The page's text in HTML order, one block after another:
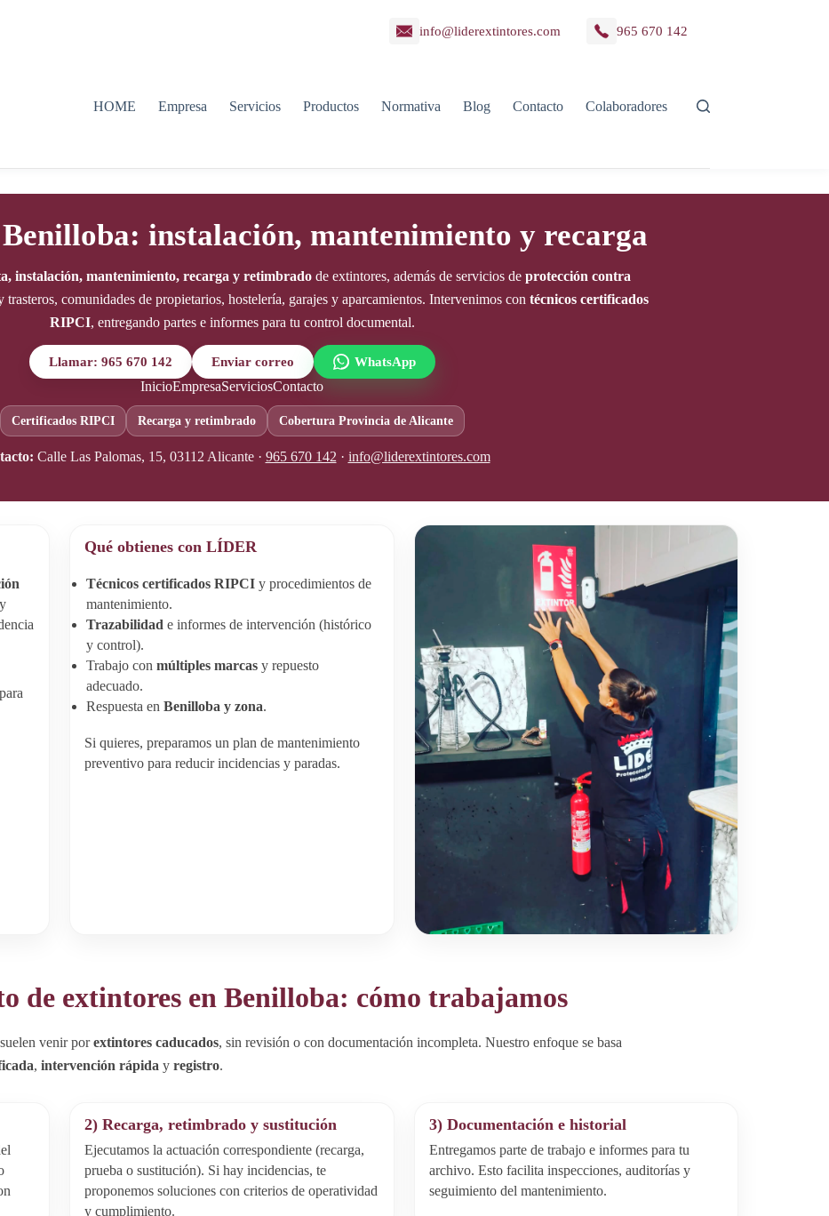
info@liderextintores.com 965 670 142
HOME Empresa Servicios Productos Normativa Blog Contacto Colaboradores
instalación, mantenimiento y recarga
instalación, mantenimiento, recarga y retimbradode extintores, además de servicios de protección contra
comunidades de propietarios, hostelería, garajes y aparcamientos. Intervenimos con técnicos certificados
RIPCI, entregando partes e informes para tu control documental.
Llamar: 965 670 142 Enviar correo
WhatsApp
InicioEmpresaServiciosContacto
Certificados RIPCI Recarga y retimbrado Cobertura Provincia de Alicante
Calle Las Palomas, 15, 03112 Alicante · 965 670 142 · info@liderextintores.com
y
Qué obtienes con LÍDER
Técnicos certificados RIPCI y procedimientos de
mantenimiento.
Trazabilidad e informes de intervención (histórico
y control).
Trabajo conmúltiples marcas y repuesto
adecuado.
Respuesta enBenilloba y zona.
Si quieres, preparamos un plan de mantenimiento
preventivo para reducir incidencias y paradas.
de extintores en Benilloba: cómo trabajamos
venir porextintores caducados, sin revisión o con documentación incompleta. Nuestro enfoque se basa
, intervención rápida y registro.
2) Recarga, retimbrado y sustitución
Ejecutamos la actuación correspondiente (recarga,
prueba o sustitución). Si hay incidencias, te
proponemos soluciones con criterios de operatividad
y cumplimiento.
3) Documentación e historial
Entregamos parte de trabajo e informes para tu
archivo. Esto facilita inspecciones, auditorías y
seguimiento del mantenimiento.